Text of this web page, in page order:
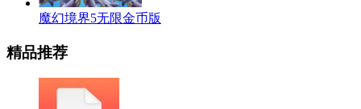
魔幻境界5无限金币版
精品推荐